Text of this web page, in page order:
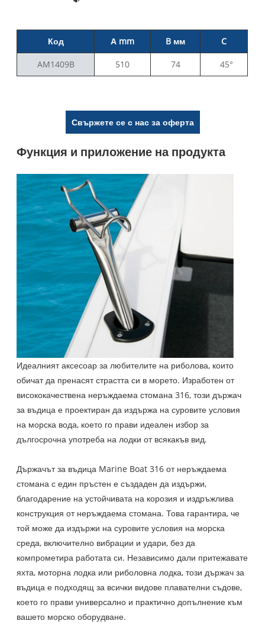
Код А mm B мм C
AM1409B 510 74 45°
Свържете се с нас за оферта
Функция и приложение на продукта
Идеалният аксесоар за любителите на риболова, които
обичат да пренасят страстта си в морето. Изработен от
висококачествена неръждаема стомана 316, този държач
за въдица е проектиран да издържа на суровите условия
на морска вода, което го прави идеален избор за
дългосрочна употреба на лодки от всякакъв вид.
Държачът за въдица Marine Boat 316 от неръждаема
стомана с един пръстен е създаден да издържи,
благодарение на устойчивата на корозия и издръжлива
конструкция от неръждаема стомана. Това гарантира, че
той може да издържи на суровите условия на морска
среда, включително вибрации и удари, без да
компрометира работата си. Независимо дали притежавате
яхта, моторна лодка или риболовна лодка, този държач за
въдица е подходящ за всички видове плавателни съдове,
което го прави универсално и практично допълнение към
вашето морско оборудване.